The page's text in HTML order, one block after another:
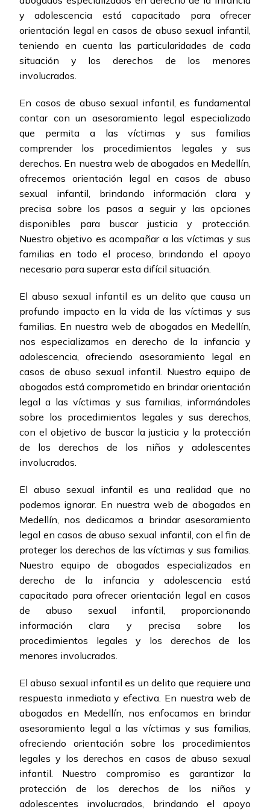
y adolescencia está capacitado para ofrecer
orientación legal en casos de abuso sexual infantil,
teniendo en cuenta las particularidades de cada
situación y los derechos de los menores
involucrados.
En casos de abuso sexual infantil, es fundamental
contar con un asesoramiento legal especializado
que permita a las víctimas y sus familias
comprender los procedimientos legales y sus
derechos. En nuestra web de abogados en Medellín,
ofrecemos orientación legal en casos de abuso
sexual infantil, brindando información clara y
precisa sobre los pasos a seguir y las opciones
disponibles para buscar justicia y protección.
Nuestro objetivo es acompañar a las víctimas y sus
familias en todo el proceso, brindando el apoyo
necesario para superar esta difícil situación.
El abuso sexual infantil es un delito que causa un
profundo impacto en la vida de las víctimas y sus
familias. En nuestra web de abogados en Medellín,
nos especializamos en derecho de la infancia y
adolescencia, ofreciendo asesoramiento legal en
casos de abuso sexual infantil. Nuestro equipo de
abogados está comprometido en brindar orientación
legal a las víctimas y sus familias, informándoles
sobre los procedimientos legales y sus derechos,
con el objetivo de buscar la justicia y la protección
de los derechos de los niños y adolescentes
involucrados.
El abuso sexual infantil es una realidad que no
podemos ignorar. En nuestra web de abogados en
Medellín, nos dedicamos a brindar asesoramiento
legal en casos de abuso sexual infantil, con el fin de
proteger los derechos de las víctimas y sus familias.
Nuestro equipo de abogados especializados en
derecho de la infancia y adolescencia está
capacitado para ofrecer orientación legal en casos
de abuso sexual infantil, proporcionando
información clara y precisa sobre los
procedimientos legales y los derechos de los
menores involucrados.
El abuso sexual infantil es un delito que requiere una
respuesta inmediata y efectiva. En nuestra web de
abogados en Medellín, nos enfocamos en brindar
asesoramiento legal a las víctimas y sus familias,
ofreciendo orientación sobre los procedimientos
legales y los derechos en casos de abuso sexual
infantil. Nuestro compromiso es garantizar la
protección de los derechos de los niños y
adolescentes involucrados, brindando el apoyo